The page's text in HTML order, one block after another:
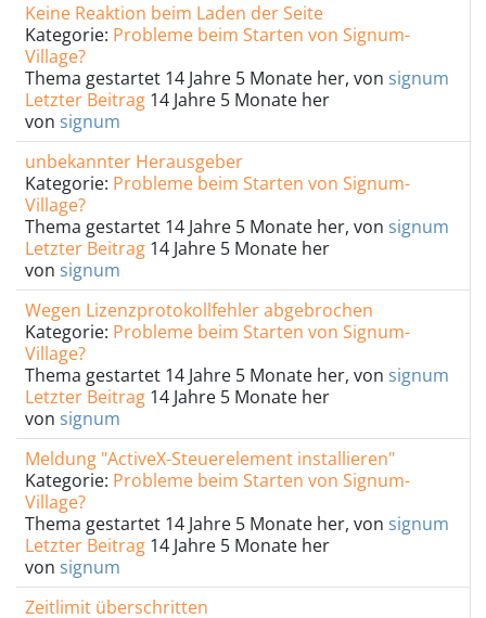
Keine Reaktion beim Laden der Seite
Kategorie: Probleme beim Starten von Signum-
Village?
Thema gestartet 14 Jahre 5 Monate her, von signum
Letzter Beitrag 14 Jahre 5 Monate her
von signum
unbekannter Herausgeber
Kategorie: Probleme beim Starten von Signum-
Village?
Thema gestartet 14 Jahre 5 Monate her, von signum
Letzter Beitrag 14 Jahre 5 Monate her
von signum
Wegen Lizenzprotokollfehler abgebrochen
Kategorie: Probleme beim Starten von Signum-
Village?
Thema gestartet 14 Jahre 5 Monate her, von signum
Letzter Beitrag 14 Jahre 5 Monate her
von signum
Meldung "ActiveX-Steuerelement installieren"
Kategorie: Probleme beim Starten von Signum-
Village?
Thema gestartet 14 Jahre 5 Monate her, von signum
Letzter Beitrag 14 Jahre 5 Monate her
von signum
Zeitlimit überschritten